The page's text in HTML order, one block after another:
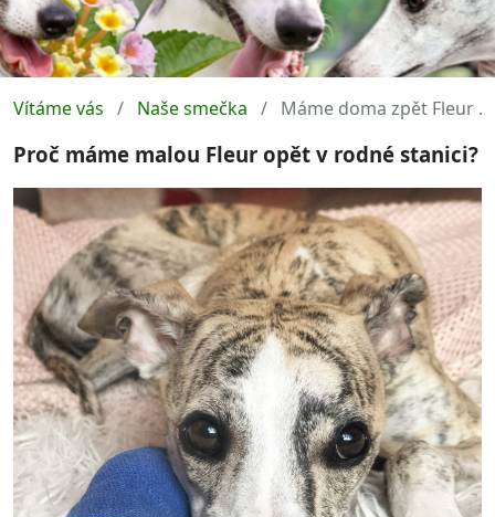
Vítáme vás Naše smečka Máme doma zpět Fleur ...
Proč máme malou Fleur opět v rodné stanici?